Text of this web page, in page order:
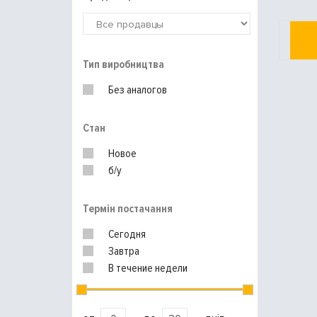
Тип виробництва
Без аналогов
Стан
Новое
б/у
Термін постачання
Сегодня
Завтра
В течение недели